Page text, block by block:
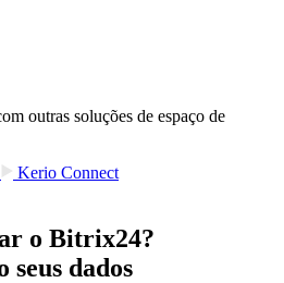
outras soluções de espaço de
Kerio Connect
o Bitrix24?
seus dados